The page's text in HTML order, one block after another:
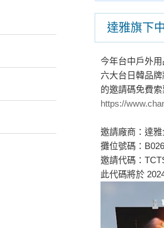
達雅旗下
今年台中戶外
六大台日韓品
的邀請碼免費索
https://
邀請廠商：達
攤位號碼：B026
邀請代碼：
此代碼將於